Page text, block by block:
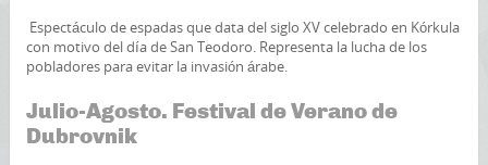
Espectáculo de espadas que data del siglo XV celebrado en Kórkula
con motivo del día de San Teodoro. Representa la lucha de los
pobladores para evitar la invasión árabe.
Julio-Agosto. Festival de Verano de
Dubrovnik